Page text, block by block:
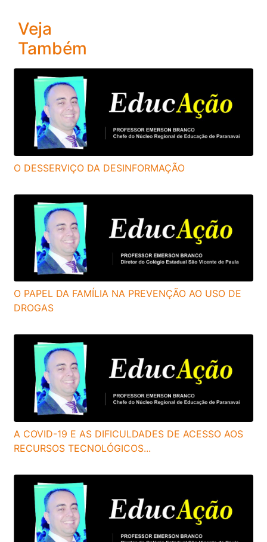
Veja
Também
O DESSERVIÇO DA DESINFORMAÇÃO
O PAPEL DA FAMÍLIA NA PREVENÇÃO AO USO DE
DROGAS
A COVID-19 E AS DIFICULDADES DE ACESSO AOS
RECURSOS TECNOLÓGICOS...